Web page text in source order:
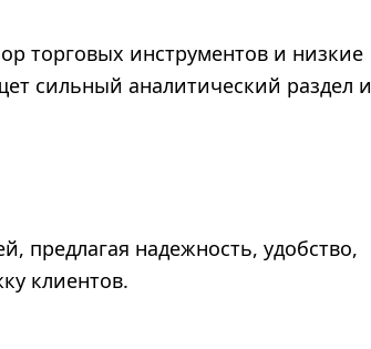
торговых инструментов и низкие
сильный аналитический раздел и
предлагая надежность, удобство,
клиентов.